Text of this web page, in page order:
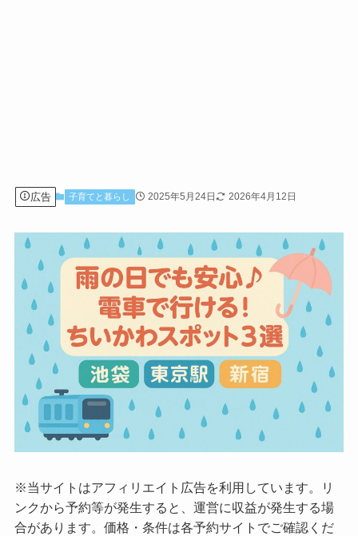
広告 子育てと暮らし 2025年5月24日 2026年4月12日
※当サイトはアフィリエイト広告を利用しています。リ
ンクから予約等が発生すると、運営に収益が発生する場
合があります。価格・条件は各予約サイトでご確認くだ